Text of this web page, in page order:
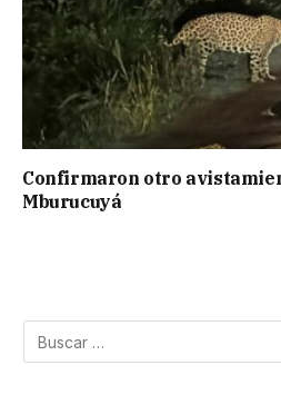
Confirmaron otro
Mburucuyá